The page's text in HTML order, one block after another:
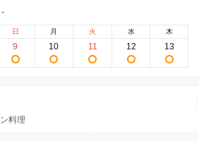
-
日
9
月
10
火
11
水
12
木
13
料理